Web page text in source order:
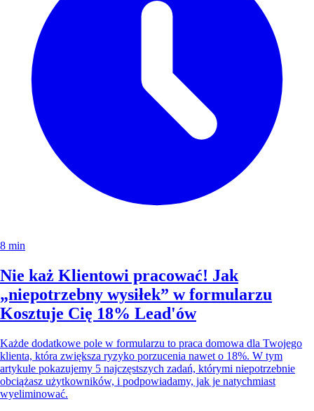
8 min
Nie każ Klientowi pracować! Jak
„niepotrzebny wysiłek” w formularzu
Kosztuje Cię 18% Lead'ów
Każde dodatkowe pole w formularzu to praca domowa dla Twojego
klienta, która zwiększa ryzyko porzucenia nawet o 18%. W tym
artykule pokazujemy 5 najczęstszych zadań, którymi niepotrzebnie
obciążasz użytkowników, i podpowiadamy, jak je natychmiast
wyeliminować.